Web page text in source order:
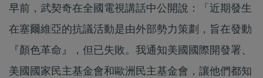
早前，武契奇在全國電視講話中公開說：「近期發生
在塞爾維亞的抗議活動是由外部勢力策劃，旨在發動
『顏色革命』，但已失敗。我通知美國國際開發署、
美國國家民主基金會和歐洲民主基金會，讓他們都知